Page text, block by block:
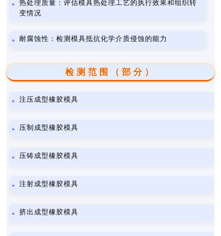
热处理质量：评估模具热处理工艺的执行效果和组织转
变情况
耐腐蚀性：检测模具抵抗化学介质侵蚀的能力
检测范围（部分）
注压成型橡胶模具
压制成型橡胶模具
压铸成型橡胶模具
注射成型橡胶模具
挤出成型橡胶模具